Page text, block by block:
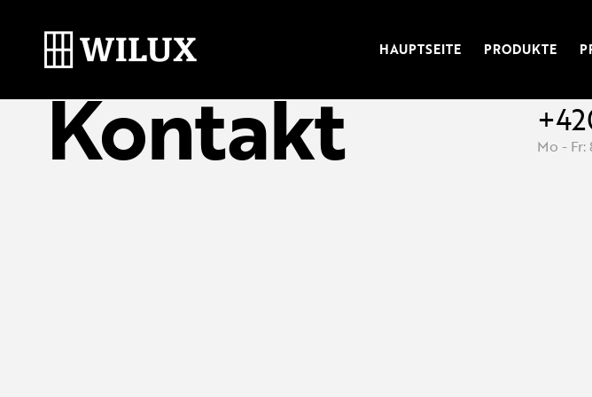
HAUPTSEITE PRODUKTE
Úvod Kontakt
Kontakt Mo -